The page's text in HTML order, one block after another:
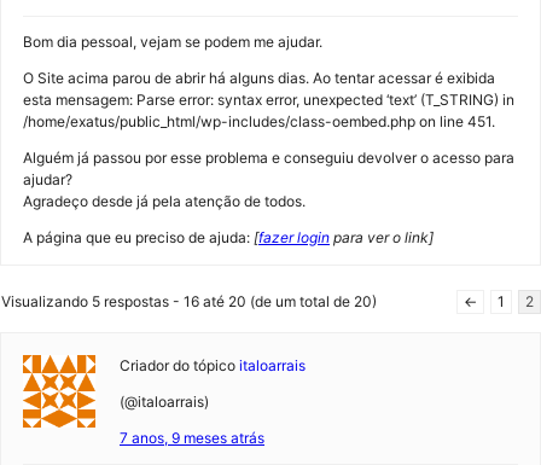
Bom dia pessoal, vejam se podem me ajudar.
O Site acima parou de abrir há alguns dias. Ao tentar acessar é exibida
esta mensagem: Parse error: syntax error, unexpected ‘text’ (T_STRING) in
/home/exatus/public_html/wp-includes/class-oembed.php on line 451.
Alguém já passou por esse problema e conseguiu devolver o acesso para
ajudar?
Agradeço desde já pela atenção de todos.
A página que eu preciso de ajuda: [fazer login para ver o link]
Visualizando 5 respostas - 16 até 20 (de um total de 20) ← 1 2
Criador do tópico italoarrais
(@italoarrais)
7 anos, 9 meses atrás